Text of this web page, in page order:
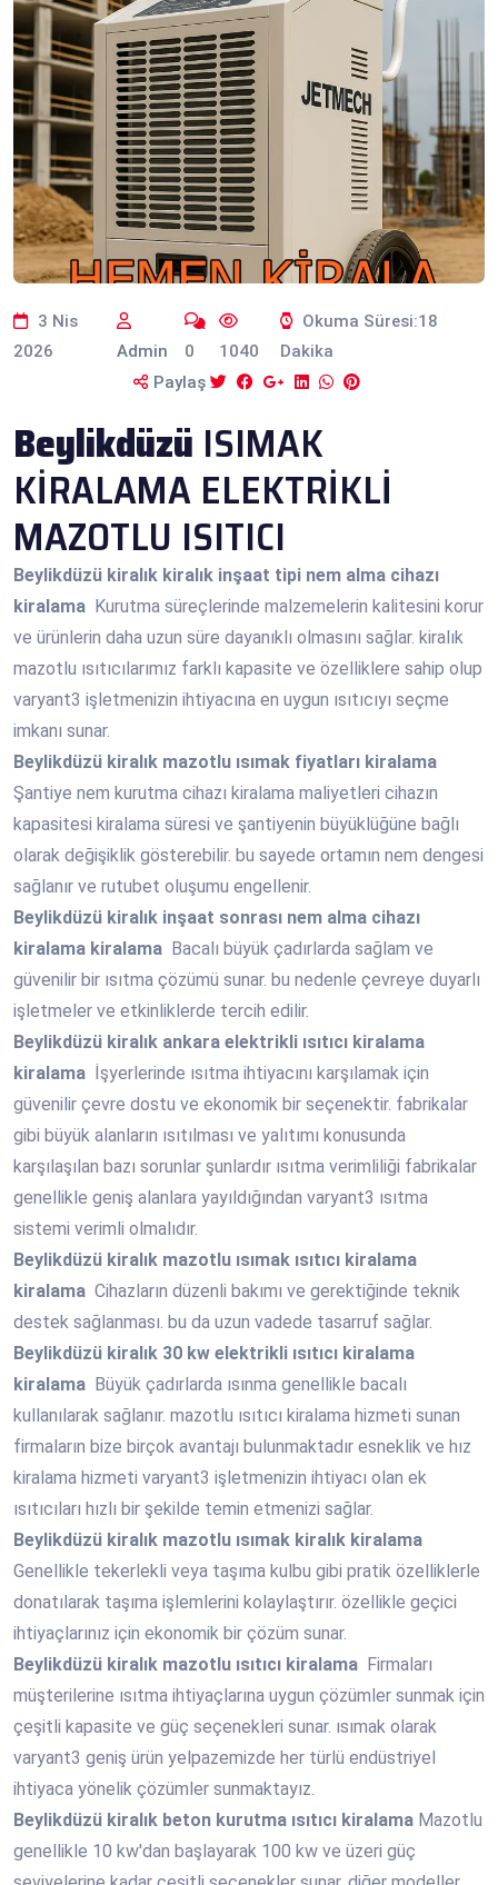
3 Nis
2026
Admin 0 1040
Okuma Süresi:18
Dakika
Paylaş
Beylikdüzü ISIMAK
KİRALAMA ELEKTRİKLİ
MAZOTLU ISITICI
Beylikdüzü kiralık kiralık inşaat tipi nem alma cihazı
kiralama Kurutma süreçlerinde malzemelerin kalitesini korur
ve ürünlerin daha uzun süre dayanıklı olmasını sağlar. kiralık
mazotlu ısıtıcılarımız farklı kapasite ve özelliklere sahip olup
varyant3 işletmenizin ihtiyacına en uygun ısıtıcıyı seçme
imkanı sunar.
Beylikdüzü kiralık mazotlu ısımak fiyatları kiralama
Şantiye nem kurutma cihazı kiralama maliyetleri cihazın
kapasitesi kiralama süresi ve şantiyenin büyüklüğüne bağlı
olarak değişiklik gösterebilir. bu sayede ortamın nem dengesi
sağlanır ve rutubet oluşumu engellenir.
Beylikdüzü kiralık inşaat sonrası nem alma cihazı
kiralama kiralama Bacalı büyük çadırlarda sağlam ve
güvenilir bir ısıtma çözümü sunar. bu nedenle çevreye duyarlı
işletmeler ve etkinliklerde tercih edilir.
Beylikdüzü kiralık ankara elektrikli ısıtıcı kiralama
kiralama İşyerlerinde ısıtma ihtiyacını karşılamak için
güvenilir çevre dostu ve ekonomik bir seçenektir. fabrikalar
gibi büyük alanların ısıtılması ve yalıtımı konusunda
karşılaşılan bazı sorunlar şunlardır ısıtma verimliliği fabrikalar
genellikle geniş alanlara yayıldığından varyant3 ısıtma
sistemi verimli olmalıdır.
Beylikdüzü kiralık mazotlu ısımak ısıtıcı kiralama
kiralama Cihazların düzenli bakımı ve gerektiğinde teknik
destek sağlanması. bu da uzun vadede tasarruf sağlar.
Beylikdüzü kiralık 30 kw elektrikli ısıtıcı kiralama
kiralama Büyük çadırlarda ısınma genellikle bacalı
kullanılarak sağlanır. mazotlu ısıtıcı kiralama hizmeti sunan
firmaların bize birçok avantajı bulunmaktadır esneklik ve hız
kiralama hizmeti varyant3 işletmenizin ihtiyacı olan ek
ısıtıcıları hızlı bir şekilde temin etmenizi sağlar.
Beylikdüzü kiralık mazotlu ısımak kiralık kiralama
Genellikle tekerlekli veya taşıma kulbu gibi pratik özelliklerle
donatılarak taşıma işlemlerini kolaylaştırır. özellikle geçici
ihtiyaçlarınız için ekonomik bir çözüm sunar.
Beylikdüzü kiralık mazotlu ısıtıcı kiralama Firmaları
müşterilerine ısıtma ihtiyaçlarına uygun çözümler sunmak için
çeşitli kapasite ve güç seçenekleri sunar. ısımak olarak
varyant3 geniş ürün yelpazemizde her türlü endüstriyel
ihtiyaca yönelik çözümler sunmaktayız.
Beylikdüzü kiralık beton kurutma ısıtıcı kiralama Mazotlu
genellikle 10 kw'dan başlayarak 100 kw ve üzeri güç